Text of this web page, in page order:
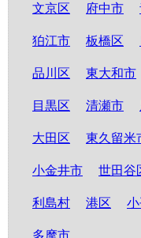
文京区 府中市
狛江市 板橋区
品川区 東大和市
目黒区 清瀬市
大田区 東久留米
小金井市 世田谷
利島村 港区
多摩市